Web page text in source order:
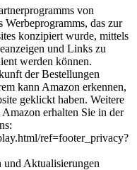
von
Werbeprogramms, das zur
konzipiert wurde, mittels
und Links zu
werden können.
der Bestellungen
kann Amazon erkennen,
geklickt haben. Weitere
erhalten Sie in der
ref=footer_privacy?
Aktualisierungen